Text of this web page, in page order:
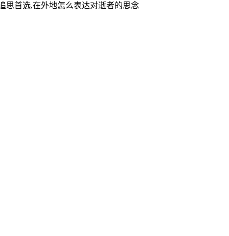
思首选,在外地怎么表达对逝者的思念